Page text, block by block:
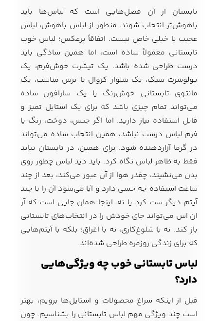
تابستان از آن فصل‌هایی است که لباس‌ها باید
باهوش‌تر انتخاب شوند. منظور از لباس باهوش، لباس
عجیب یا خیلی خاص نیست. اتفاقاً برعکس؛ لباس خوب
تابستانی معمولاً ساده است، اما همین سادگی باید
درست طراحی شده باشد. یک تیشرت خوش‌فرم، یک
پولوشرت سبک، یک شلوار کژوال با برش مناسب، یک
مانتوی تابستانی خوش‌رنگ یا یک سارافون ساده
می‌تواند تمام چیزی باشد که برای یک استایل تمیز و
قابل استفاده نیاز دارید. اما اگر جنس، دوخت، رنگ یا
فرم لباس درست نباشد، همین انتخاب ساده می‌تواند
در گرما آزاردهنده شود. برای همین، در تابستان نباید
فقط به ظاهر لباس نگاه کرد. باید دید لباس چطور روی
بدن می‌نشیند، چقدر هوا از آن عبور می‌کند، بعد از چند
ساعت استفاده چه حسی دارد و آیا می‌شود آن را با چند
آیتم دیگر ست کرد یا نه. اینجا همان جایی است که آر
ان اس می‌تواند جای خودش را در انتخاب‌های تابستانی
باز کند. نه با شلوغ‌کاری، نه با اغراق؛ بلکه با آیتم‌هایی
که برای زندگی روزمره طراحی شده‌اند.
لباس تابستانی خوب چه ویژگی‌هایی
دارد؟
قبل از اینکه سراغ محصولات و استایل‌ها برویم، بهتر
است چند ویژگی مهم لباس تابستانی را بشناسیم. چون